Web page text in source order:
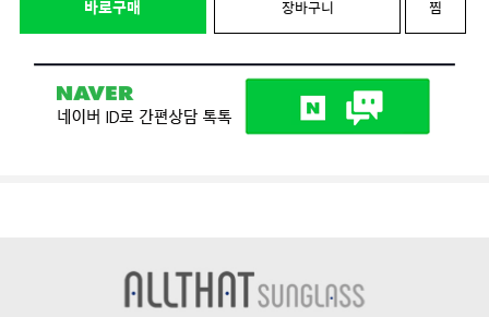
바로구매 장바구니 찜